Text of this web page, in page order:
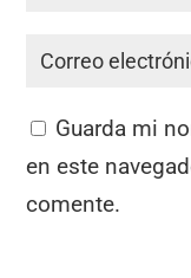
Guarda mi
en este
comente.